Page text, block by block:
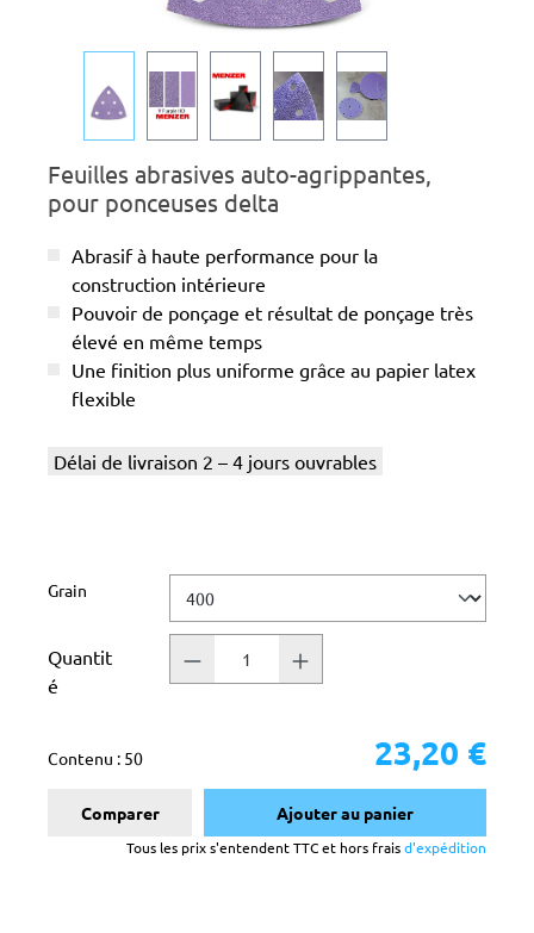
Feuilles abrasives auto-agrippantes,
pour ponceuses delta
Abrasif à haute performance pour la
construction intérieure
Pouvoir de ponçage et résultat de ponçage très
élevé en même temps
Une finition plus uniforme grâce au papier latex
flexible
Délai de livraison 2 – 4 jours ouvrables
Sélectionnez
Grain
Quantit
é
Contenu : 50 23,20 €
Comparer Ajouter au panier
Tous les prix s'entendent TTC et hors fraisd'expédition